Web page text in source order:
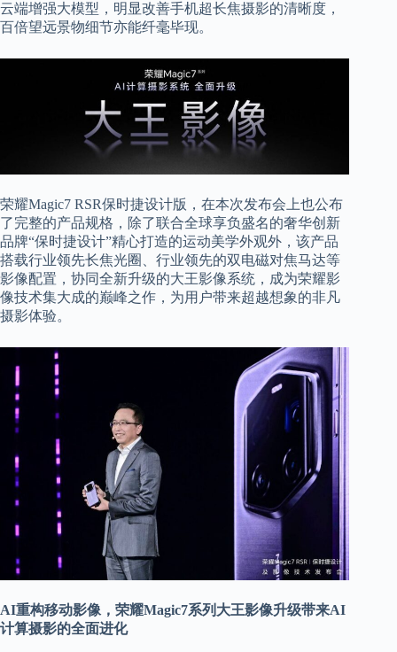
云端增强大模型，明显改善手机超长焦摄影的清晰度，
百倍望远景物细节亦能纤毫毕现。
荣耀Magic7 RSR保时捷设计版，在本次发布会上也公布
了完整的产品规格，除了联合全球享负盛名的奢华创新
品牌“保时捷设计”精心打造的运动美学外观外，该产品
搭载行业领先长焦光圈、行业领先的双电磁对焦马达等
影像配置，协同全新升级的大王影像系统，成为荣耀影
像技术集大成的巅峰之作，为用户带来超越想象的非凡
摄影体验。
AI重构移动影像，荣耀Magic7系列大王影像升级带来AI
计算摄影的全面进化